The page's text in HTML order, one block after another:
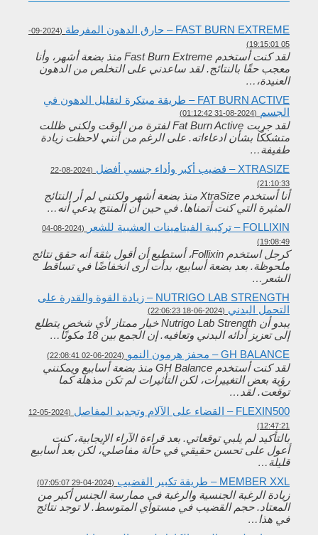
FAST BURN EXTREME – حارق الدهون المفرطة
(2024-09-
05 19:15:01)
لقد كنت أستخدم Fast Burn Extreme منذ بضعة أشهر، وأنا
معجب حقًا بالنتائج. لقد ساعدني على التخلص من الدهون
العنيدة،…
FAT BURN ACTIVE – طريقة مبتكرة لتقليل الدهون في
الجسم (2024-08-31 01:12:42)
لقد جربت Fat Burn Active لفترة من الوقت ولكني ظللت
متشككًا بشأن ادعاءاته. على الرغم من أنني لاحظت زيادة
طفيفة…
XTRASIZE – قضيب أكبر وأداء جنسي أفضل
(2024-08-22
21:10:33)
أنا أستخدم XtraSize منذ بضعة أشهر ولكنني لم أر النتائج
المثيرة التي كنت أتمناها. في حين أن المنتج يدعي أنه…
FOLLIXIN – تركيبة الفيتامينات العشبية للشعر
(2024-08-04
19:08:49)
كرجل استخدم Follixin، أستطيع أن أقول بثقة أنه حقق نتائج
ملحوظة. بعد بضعة أسابيع، بدأت أرى انخفاضًا في تساقط
الشعر…
NUTRIGO LAB STRENGTH – زيادة القوة والقدرة على
التحمل البدني (2024-06-18 22:06:23)
يبدو أن Nutrigo Lab Strength خيار ممتاز لأي شخص يتطلع
إلى تعزيز أدائه البدني وتعافيه. إن الجمع بين 18 مكونًا…
GH BALANCE – محفز هرمون النمو
(2024-06-02 22:08:41)
لقد كنت أستخدم GH Balance منذ بضعة أسابيع ويمكنني
رؤية بعض التغييرات، لكن التأثيرات لم تكن مذهلة كما
توقعت. لقد…
FLEXIN500 – القضاء على الآلام وتجديد المفاصل
(2024-05-12
12:47:21)
بالتأكيد لم يلبي توقعاتي. بعد قراءة الآراء الإيجابية، كنت
أعول على تحسن حقيقي في حالة مفاصلي، لكن بعد أسابيع
قليلة…
MEMBER XXL – طريقة تكبير القضيب
(2024-04-29 07:05:07)
زيادة الرغبة الجنسية والرغبة في ممارسة الجنس أكبر من
المعتاد. حجم القضيب في مستواي المتوسط. لا توجد نتائج
في هذا…